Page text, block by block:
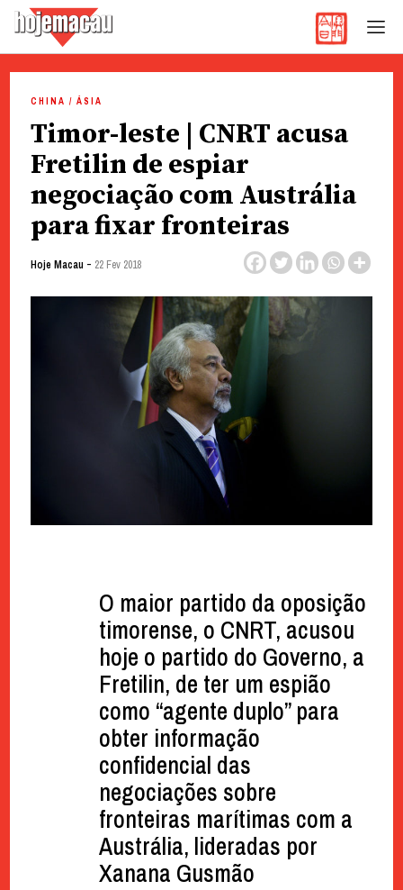
content
CHINA / ÁSIA
Timor-leste | CNRT acusa
Fretilin de espiar
negociação com Austrália
para fixar fronteiras
Hoje Macau - 22 Fev 2018
O maior partido da oposição
timorense, o CNRT, acusou
hoje o partido do Governo, a
Fretilin, de ter um espião
como “agente duplo” para
obter informação
confidencial das
negociações sobre
fronteiras marítimas com a
Austrália, lideradas por
Xanana Gusmão